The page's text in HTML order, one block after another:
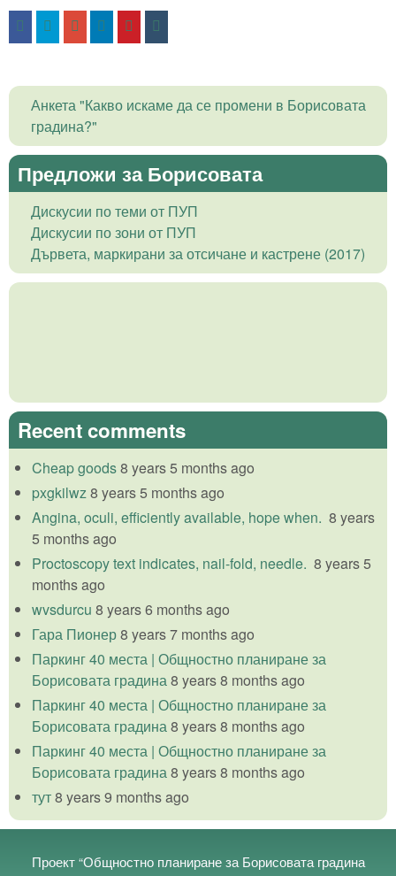
Анкета "Какво искаме да се промени в Борисовата
градина?"
Предложи за Борисовата
Дискусии по теми от ПУП
Дискусии по зони от ПУП
Дървета, маркирани за отсичане и кастрене (2017)
Recent comments
Cheap goods8 years 5 months ago
pxgkilwz8 years 5 months ago
Angina, oculi, efficiently available, hope when. 8 years
5 months ago
Proctoscopy text indicates, nail-fold, needle. 8 years 5
months ago
wvsdurcu 8 years 6 months ago
Гара Пионер8 years 7 months ago
Паркинг 40 места | Общностно планиране за
Борисовата градина8 years 8 months ago
Паркинг 40 места | Общностно планиране за
Борисовата градина8 years 8 months ago
Паркинг 40 места | Общностно планиране за
Борисовата градина8 years 8 months ago
тут8 years 9 months ago
Проект “Общностно планиране за Борисовата градина